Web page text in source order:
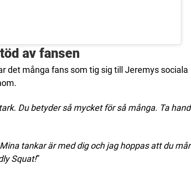
av fansen
det många fans som tig sig till Jeremys sociala
Du betyder så mycket för så många. Ta hand
tankar är med dig och jag hoppas att du mår
Squat!”